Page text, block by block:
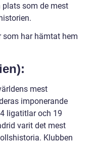
plats som de mest
som har hämtat hem
mest
imponerande
ligatitlar och 19
varit det mest
Klubben